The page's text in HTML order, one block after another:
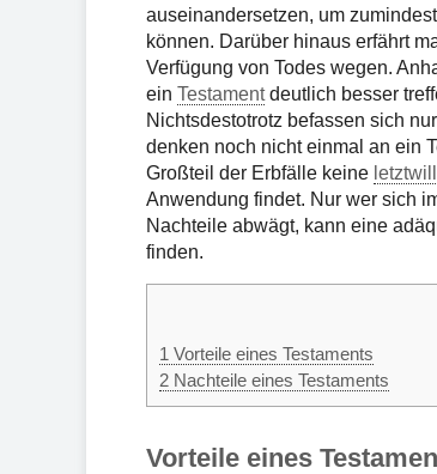
auseinandersetzen, um
können. Darüber hinaus erfährt
Verfügung von Todes wegen.
ein Testamentdeutlich besser
Nichtsdestotrotz befassen sich
denken noch nicht einmal an ein
Großteil der Erbfälle keine
Anwendung findet. Nur wer sich
Nachteile abwägt, kann eine
finden.
1 Vorteile eines Testaments
2 Nachteile eines Testaments
Vorteile eines